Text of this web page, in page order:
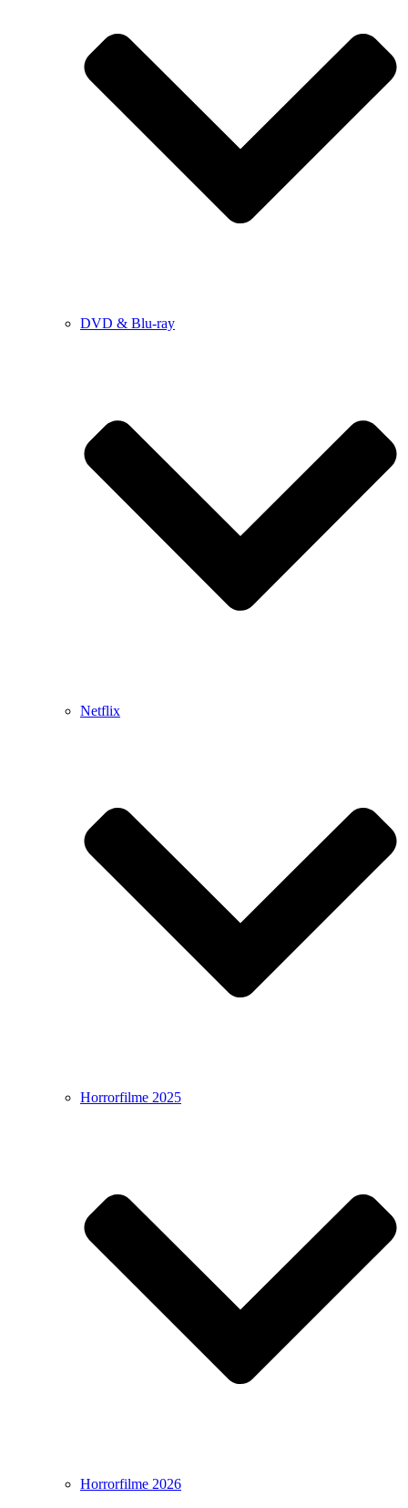
DVD & Blu-ray
Netflix
Horrorfilme 2025
Horrorfilme 2026